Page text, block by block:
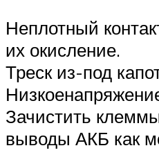
Неплотный
их окисление.
Треск из-под
Зачистить
выводы АКБ как